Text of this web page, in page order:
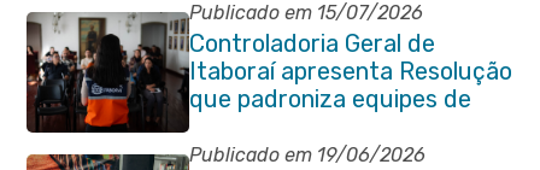
Publicado em 15/07/2026
Controladoria Geral de
Itaboraí apresenta Resolução
que padroniza equipes de
planejamento das
contratações públicas
Publicado em 19/06/2026